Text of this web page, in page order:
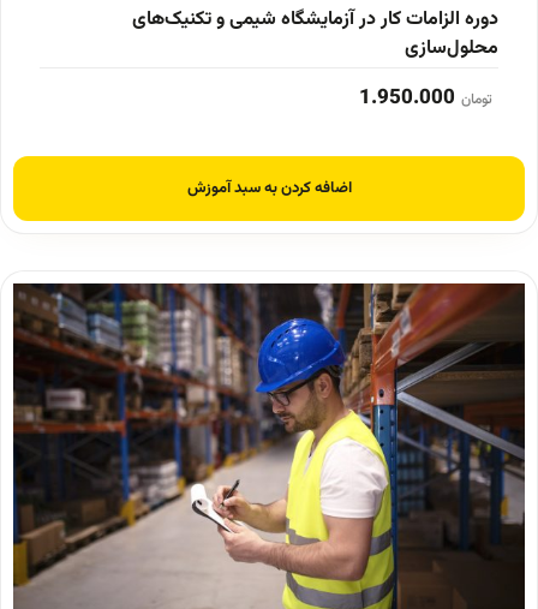
دوره الزامات کار در آزمایشگاه شیمی و تکنیک‌های
محلول‌سازی
تومان 1.950.000
اضافه کردن به سبد آموزش